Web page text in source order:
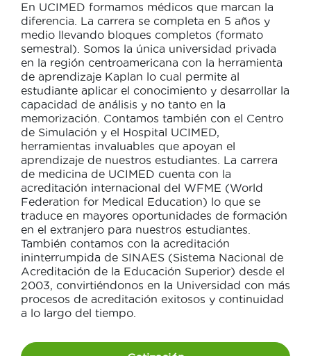
En UCIMED formamos médicos que marcan la
diferencia. La carrera se completa en 5 años y
medio llevando bloques completos (formato
semestral). Somos la única universidad privada
en la región centroamericana con la herramienta
de aprendizaje Kaplan lo cual permite al
estudiante aplicar el conocimiento y desarrollar la
capacidad de análisis y no tanto en la
memorización. Contamos también con el Centro
de Simulación y el Hospital UCIMED,
herramientas invaluables que apoyan el
aprendizaje de nuestros estudiantes. La carrera
de medicina de UCIMED cuenta con la
acreditación internacional del WFME (World
Federation for Medical Education) lo que se
traduce en mayores oportunidades de formación
en el extranjero para nuestros estudiantes.
También contamos con la acreditación
ininterrumpida de SINAES (Sistema Nacional de
Acreditación de la Educación Superior) desde el
2003, convirtiéndonos en la Universidad con más
procesos de acreditación exitosos y continuidad
a lo largo del tiempo.